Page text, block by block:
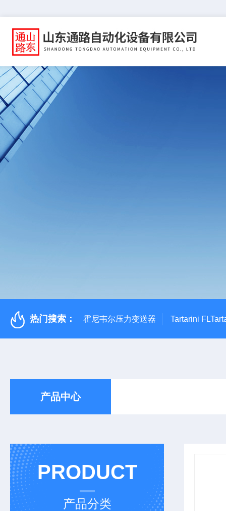
热门搜索： 霍尼韦尔压力变送器 Tartarini
产品中心
PRODUCT
产品分类